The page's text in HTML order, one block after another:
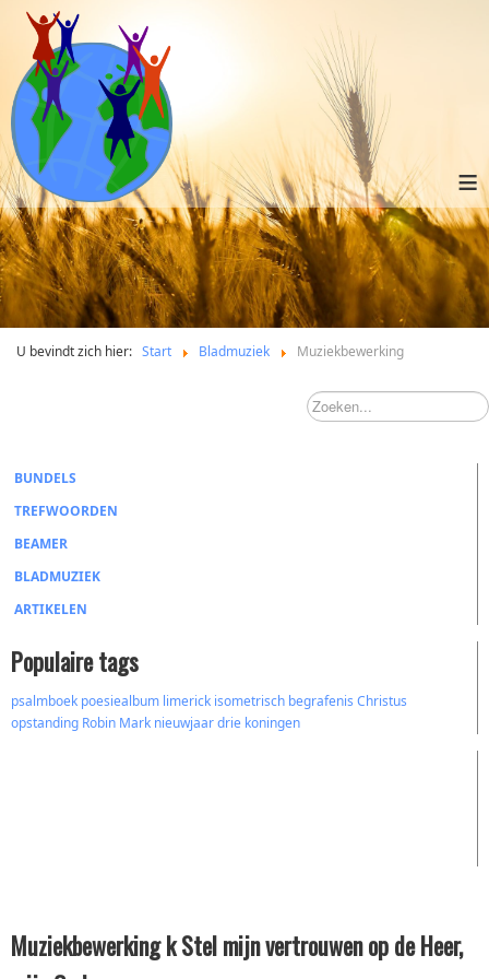
≡
U bevindt zich hier: Start Bladmuziek Muziekbewerking
BUNDELS
TREFWOORDEN
BEAMER
BLADMUZIEK
ARTIKELEN
Populaire tags
psalmboek poesiealbum limerick isometrisch begrafenis Christus
opstanding Robin Mark nieuwjaardrie koningen
Muziekbewerking k Stel mijn vertrouwen op de Heer,